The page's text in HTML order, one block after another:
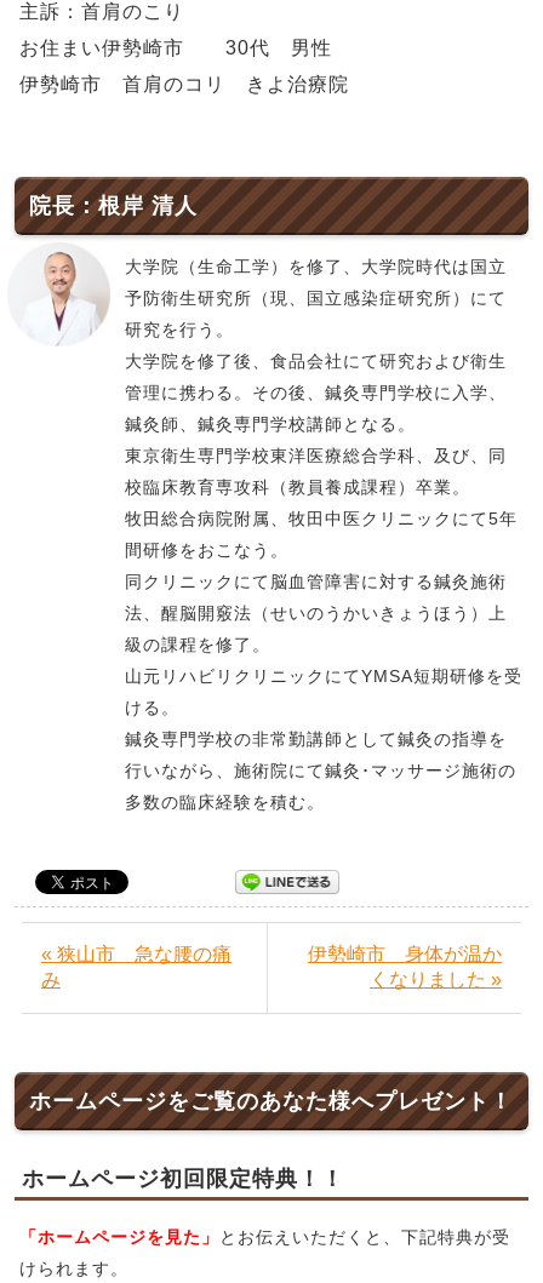
主訴：首肩のこり
お住まい伊勢崎市 30代 男性
伊勢崎市 首肩のコリ きよ治療院
院長：根岸 清人
大学院（生命工学）を修了、大学院時代は国立
予防衛生研究所（現、国立感染症研究所）にて
研究を行う。
大学院を修了後、食品会社にて研究および衛生
管理に携わる。その後、鍼灸専門学校に入学、
鍼灸師、鍼灸専門学校講師となる。
東京衛生専門学校東洋医療総合学科、及び、同
校臨床教育専攻科（教員養成課程）卒業。
牧田総合病院附属、牧田中医クリニックにて5年
間研修をおこなう。
同クリニックにて脳血管障害に対する鍼灸施術
法、醒脳開竅法（せいのうかいきょうほう）上
級の課程を修了。
山元リハビリクリニックにてYMSA短期研修を受
ける。
鍼灸専門学校の非常勤講師として鍼灸の指導を
行いながら、施術院にて鍼灸･マッサージ施術の
多数の臨床経験を積む。
« 狭山市 急な腰の痛
み
伊勢崎市 身体が温か
くなりました »
ホームページをご覧のあなた様へプレゼント！
ホームページ初回限定特典！！
「ホームページを見た」
とお伝えいただくと、下記特典が受
けられます。